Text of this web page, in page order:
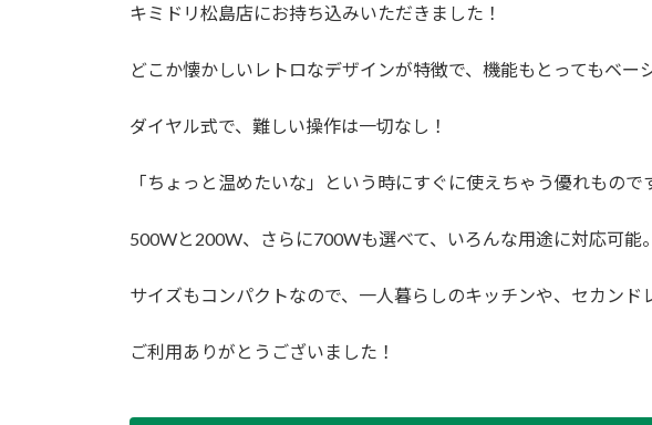
キミドリ松島店にお持ち込みいただきました！
どこか懐かしいレトロなデザインが特徴で、機能もとってもベーシ
ダイヤル式で、難しい操作は一切なし！
「ちょっと温めたいな」という時にすぐに使えちゃう優れもので
500Wと200W、さらに700Wも選べて、いろんな用途に対応可能。
サイズもコンパクトなので、一人暮らしのキッチンや、セカンド
ご利用ありがとうございました！